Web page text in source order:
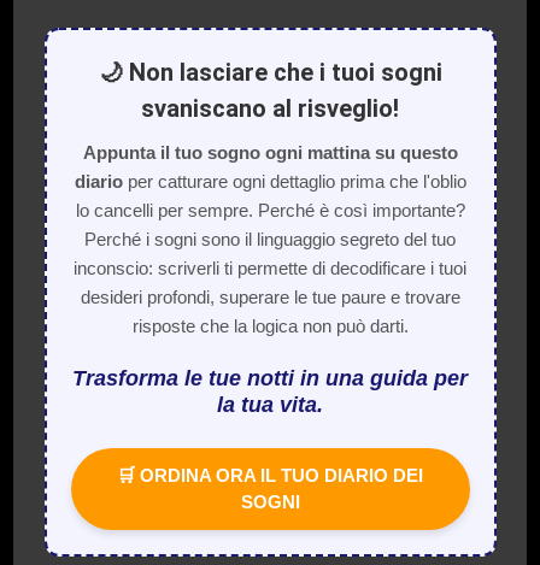
🌙 Non lasciare che i tuoi sogni
svaniscano al risveglio!
Appunta il tuo sogno ogni mattina su questo
diarioper catturare ogni dettaglio prima che l'oblio
lo cancelli per sempre. Perché è così importante?
Perché i sogni sono il linguaggio segreto del tuo
inconscio: scriverli ti permette di decodificare i tuoi
desideri profondi, superare le tue paure e trovare
risposte che la logica non può darti.
Trasforma le tue notti in una guida per
la tua vita.
🛒 ORDINA ORA IL TUO DIARIO DEI
SOGNI